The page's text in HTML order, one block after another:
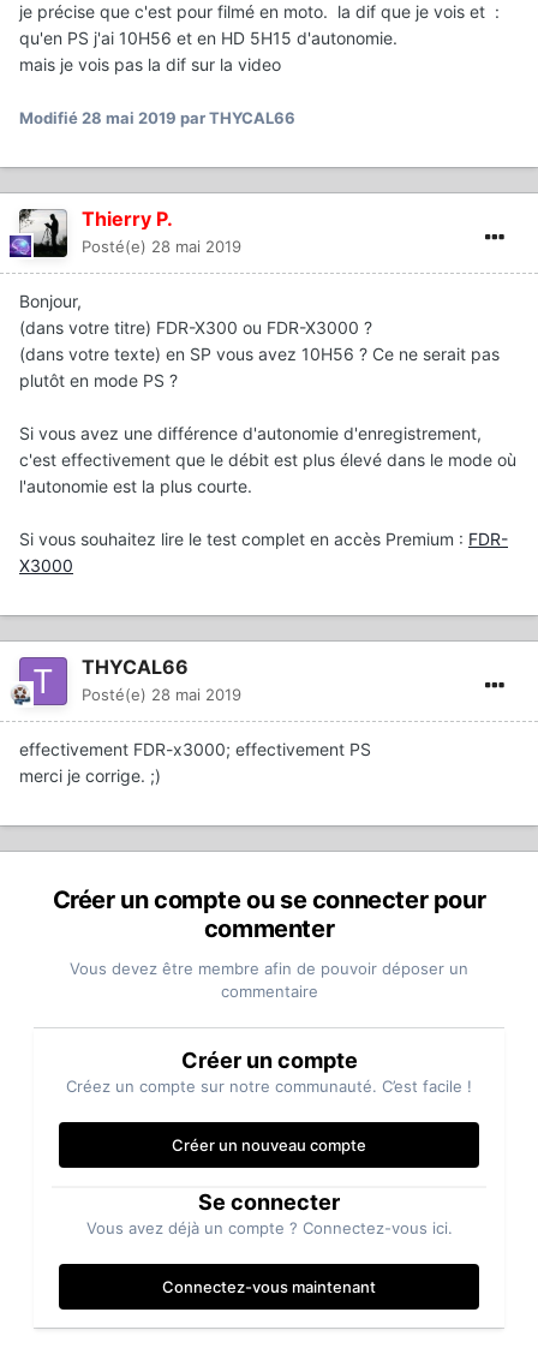
je précise que c'est pour filmé en moto. la dif que je vois et :
qu'en PS j'ai 10H56 et en HD 5H15 d'autonomie.
mais je vois pas la dif sur la video
Modifié28 mai 2019 par THYCAL66
Thierry P.
Posté(e) 28 mai 2019
Bonjour,
(dans votre titre) FDR-X300 ou FDR-X3000 ?
(dans votre texte) en SP vous avez 10H56 ? Ce ne serait pas
plutôt en mode PS ?
Si vous avez une différence d'autonomie d'enregistrement,
c'est effectivement que le débit est plus élevé dans le mode où
l'autonomie est la plus courte.
Si vous souhaitez lire le test complet en accès Premium : FDR-
X3000
THYCAL66
Posté(e) 28 mai 2019
effectivement FDR-x3000; effectivement PS
merci je corrige. ;)
Créer un compte ou se connecter pour
commenter
Vous devez être membre afin de pouvoir déposer un
commentaire
Créer un compte
Créez un compte sur notre communauté. C’est facile !
Créer un nouveau compte
Se connecter
Vous avez déjà un compte ? Connectez-vous ici.
Connectez-vous maintenant